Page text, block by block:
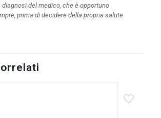
del medico, che è opportuno
prima di decidere della propria salute.